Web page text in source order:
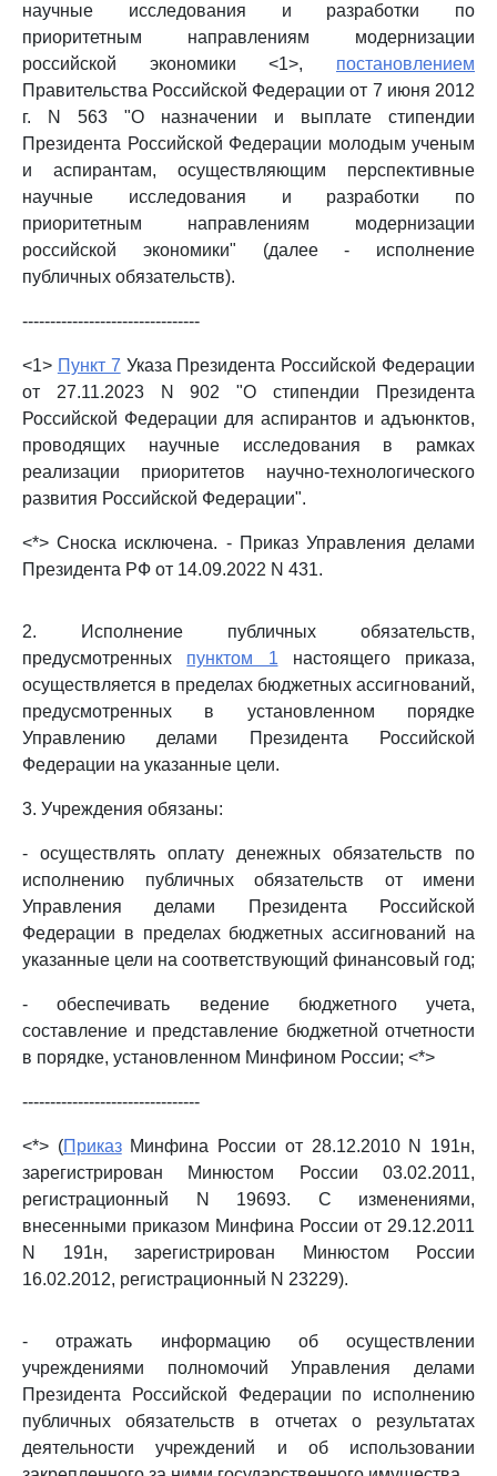
научные исследования и разработки по
приоритетным направлениям модернизации
российской экономики <1>, постановлением
Правительства Российской Федерации от 7 июня 2012
г. N 563 "О назначении и выплате стипендии
Президента Российской Федерации молодым ученым
и аспирантам, осуществляющим перспективные
научные исследования и разработки по
приоритетным направлениям модернизации
российской экономики" (далее - исполнение
публичных обязательств).
--------------------------------
<1> Пункт 7 Указа Президента Российской Федерации
от 27.11.2023 N 902 "О стипендии Президента
Российской Федерации для аспирантов и адъюнктов,
проводящих научные исследования в рамках
реализации приоритетов научно-технологического
развития Российской Федерации".
<*> Сноска исключена. - Приказ Управления делами
Президента РФ от 14.09.2022 N 431.
2. Исполнение публичных обязательств,
предусмотренных пунктом 1 настоящего приказа,
осуществляется в пределах бюджетных ассигнований,
предусмотренных в установленном порядке
Управлению делами Президента Российской
Федерации на указанные цели.
3. Учреждения обязаны:
- осуществлять оплату денежных обязательств по
исполнению публичных обязательств от имени
Управления делами Президента Российской
Федерации в пределах бюджетных ассигнований на
указанные цели на соответствующий финансовый год;
- обеспечивать ведение бюджетного учета,
составление и представление бюджетной отчетности
в порядке, установленном Минфином России; <*>
--------------------------------
<*> (ПриказМинфина России от 28.12.2010 N 191н,
зарегистрирован Минюстом России 03.02.2011,
регистрационный N 19693. С изменениями,
внесенными приказом Минфина России от 29.12.2011
N 191н, зарегистрирован Минюстом России
16.02.2012, регистрационный N 23229).
- отражать информацию об осуществлении
учреждениями полномочий Управления делами
Президента Российской Федерации по исполнению
публичных обязательств в отчетах о результатах
деятельности учреждений и об использовании